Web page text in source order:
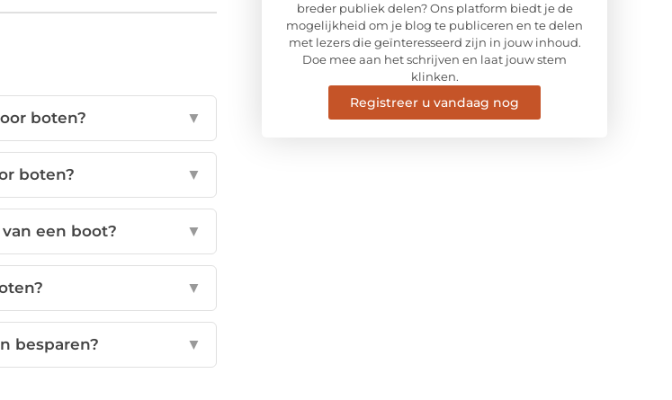
boten? ▼
boten? ▼
een boot? ▼
▼
besparen? ▼
breder publiek delen? Ons platform biedt je de
mogelijkheid om je blog te publiceren en te delen
met lezers die geïnteresseerd zijn in jouw inhoud.
Doe mee aan het schrijven en laat jouw stem
klinken.
Registreer u vandaag nog